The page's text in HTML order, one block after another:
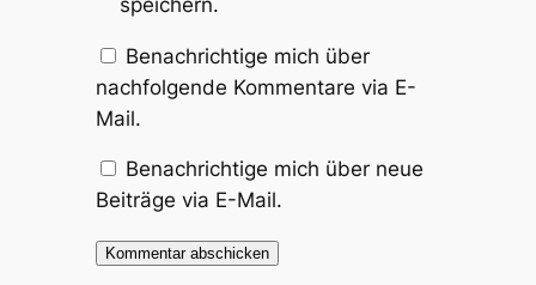
Benachrichtige mich über
nachfolgende Kommentare via E-
Mail.
Benachrichtige mich über neue
Beiträge via E-Mail.